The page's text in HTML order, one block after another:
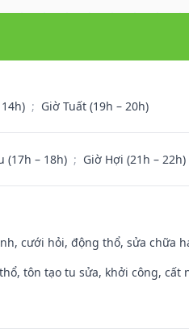
; Giờ Tuất (19h – 20h)
(17h – 18h) ; Giờ Hợi (21h – 22h)
cưới hỏi, động thổ, sửa chữa
tôn tạo tu sửa, khởi công, cất